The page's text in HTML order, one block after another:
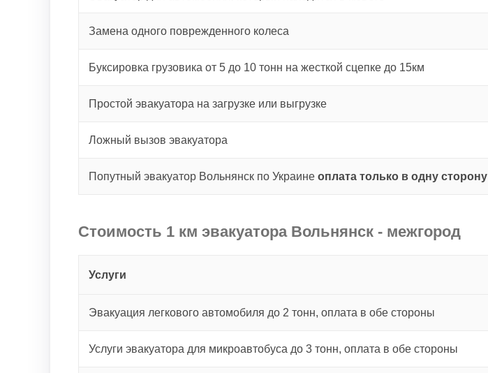
Замена одного поврежденного колеса
Буксировка грузовика от 5 до 10 тонн на жесткой сцепке до 15км
Простой эвакуатора на загрузке или выгрузке
Ложный вызов эвакуатора
Попутный эвакуатор Вольнянск по Украине оплата только в одну сторону
Стоимость 1 км эвакуатора Вольнянск - межгород
Услуги
Эвакуация легкового автомобиля до 2 тонн, оплата в обе стороны
Услуги эвакуатора для микроавтобуса до 3 тонн, оплата в обе стороны